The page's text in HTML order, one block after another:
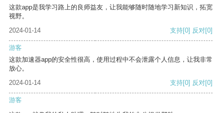
这款app是我学习路上的良师益友，让我能够随时随地学习新知识，拓宽
视野。
2024-01-14
支持[0] 反对[0]
游客
这款加速器app的安全性很高，使用过程中不会泄露个人信息，让我非常
放心。
2024-01-14
支持[0] 反对[0]
游客